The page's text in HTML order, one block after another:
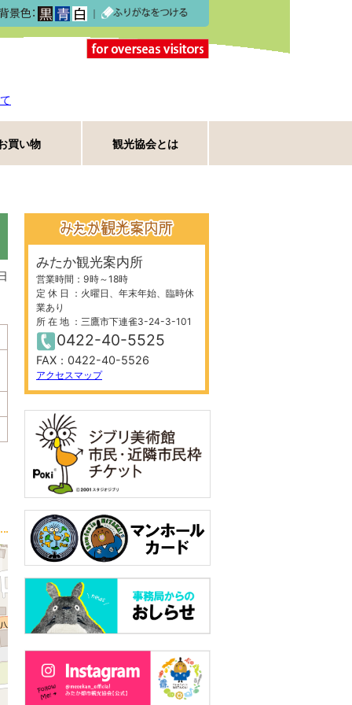
｜
買い物 観光協会とは
みたか観光案内所
営業時間：9時～18時
定 休 日 ：火曜日、年末年始、臨時休
業あり
所 在 地 ：三鷹市下連雀3-24-3-101
0422-40-5525
FAX：0422-40-5526
アクセスマップ